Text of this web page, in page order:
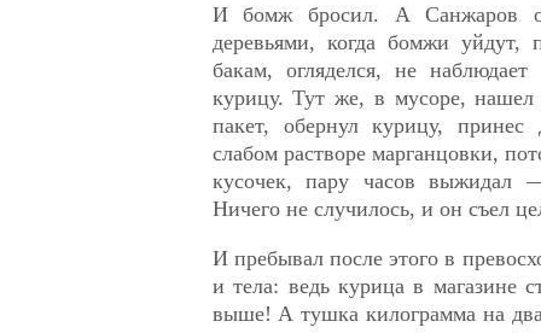
И бомж бросил. А Санжаров
деревьями, когда бомжи
бакам, огляделся, не
курицу. Тут же, в мусоре, нашел
пакет, обернул курицу,
слабом растворе марганцовки,
кусочек, пару часов выжидал
Ничего не случилось, и он съел
И пребывал после этого в
и тела: ведь курица в магазине
выше! А тушка килограмма на